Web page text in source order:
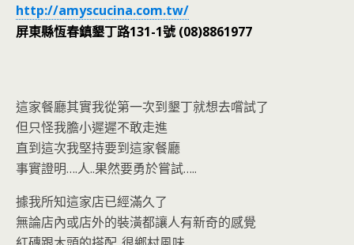
http://amyscucina.com.tw/
屏東縣恆春鎮墾丁路131-1號 (08)8861977
這家餐廳其實我從第一次到墾丁就想去嚐試了
但只怪我膽小遲遲不敢走進
直到這次我堅持要到這家餐廳
事實證明….人..果然要勇於嘗試…..
據我所知這家店已經滿久了
無論店內或店外的裝潢都讓人有新奇的感覺